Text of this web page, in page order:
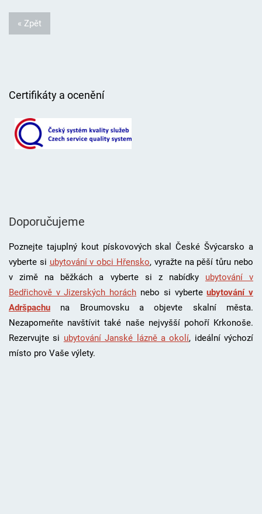
« Zpět
Certifikáty a ocenění
Doporučujeme
Poznejte tajuplný kout pískovových skal České Švýcarsko a
vyberte si ubytování v obci Hřensko, vyražte na pěší tůru nebo
v zimě na běžkách a vyberte si z nabídky ubytování v
Bedřichově v Jizerských horách nebo si vyberteubytování v
Adršpachu
na Broumovsku a objevte skalní města.
Nezapomeňte navštívit také naše nejvyšší pohoří Krkonoše.
Rezervujte si ubytování Janské lázně a okolí, ideální výchozí
místo pro Vaše výlety.